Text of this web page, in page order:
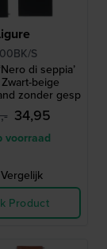
S
di seppia’
beige
zonder gesp
34,95
voorraad
Vergelijk
Product